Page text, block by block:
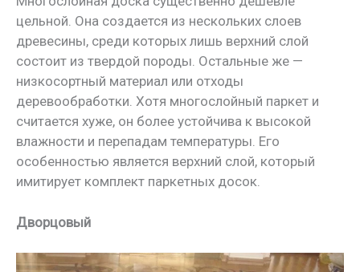
цельной. Она создается из нескольких слоев
древесины, среди которых лишь верхний слой
состоит из твердой породы. Остальные же —
низкосортный материал или отходы
деревообработки. Хотя многослойный паркет и
считается хуже, он более устойчива к высокой
влажности и перепадам температуры. Его
особенностью является верхний слой, который
имитирует комплект паркетных досок.
Дворцовый